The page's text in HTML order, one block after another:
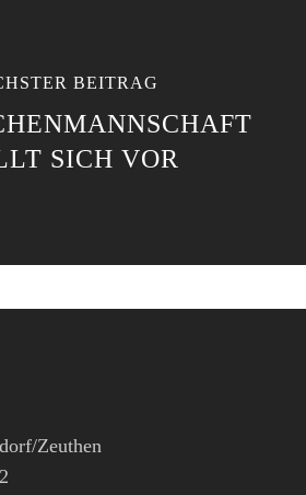
BEITRAG
SICH VOR
Zeuthen